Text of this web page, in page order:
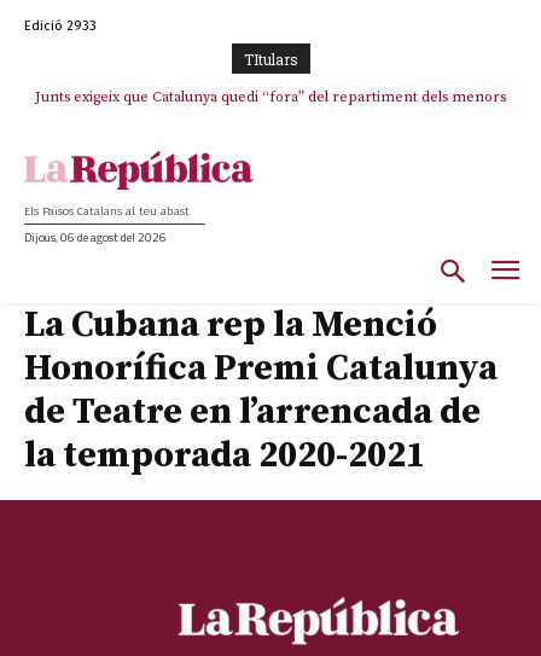
Edició 2933
TItulars
Junts exigeix que Catalunya quedi “fora” del repartiment dels menors
Els Països Catalans al teu abast
Dijous, 06 de agost del 2026
La Cubana rep la Menció
Honorífica Premi Catalunya
de Teatre en l’arrencada de
la temporada 2020-2021